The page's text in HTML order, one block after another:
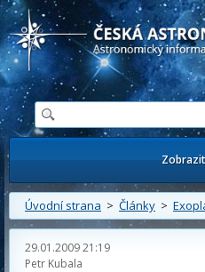
Česká astronomická společnost -
Úvodní strana > Články >
29.01.2009 21:19
Petr Kubala